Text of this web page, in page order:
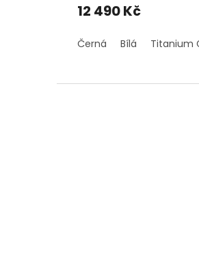
12 490 Kč
Černá Bílá Titanium